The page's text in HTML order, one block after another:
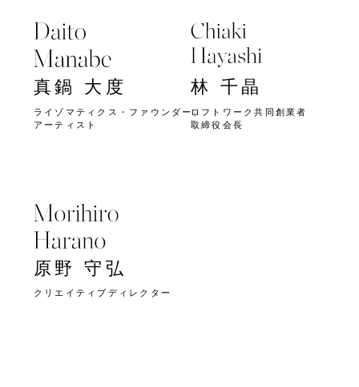
真鍋 大度
ライゾマティクス・ファウンダー、
アーティスト
林 千晶
ロフトワーク共同創業者
取締役会長
原野 守弘
クリエイティブディレクター